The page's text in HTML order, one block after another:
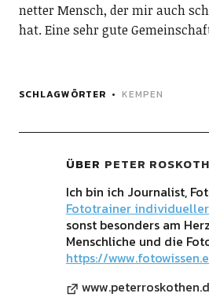
netter Mensch, der mir auch
hat. Eine sehr gute
SCHLAGWÖRTER KEMPEN
ÜBER PETER
Ich bin ich Journalist,
Fototrainer
sonst besonders am
Menschliche und die
https://